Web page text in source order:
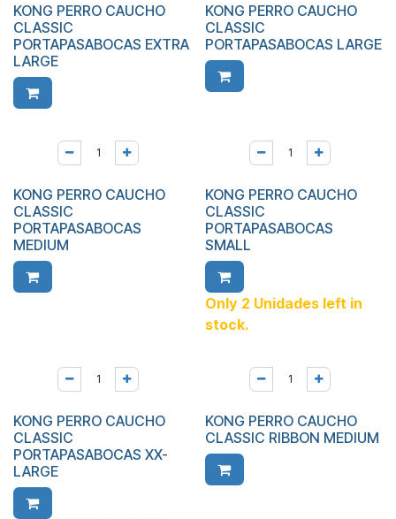
KONG PERRO CAUCHO
CLASSIC
PORTAPASABOCAS EXTRA
LARGE
KONG PERRO CAUCHO
CLASSIC
PORTAPASABOCAS LARGE
KONG PERRO CAUCHO
CLASSIC
PORTAPASABOCAS
MEDIUM
KONG PERRO CAUCHO
CLASSIC
PORTAPASABOCAS
SMALL
Only 2 Unidades left in
stock.
KONG PERRO CAUCHO
CLASSIC
PORTAPASABOCAS XX-
LARGE
KONG PERRO CAUCHO
CLASSIC RIBBON MEDIUM